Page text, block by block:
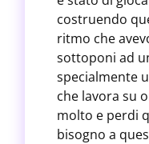
costruendo
ritmo che
sottoponi ad
specialmente
che lavora su
molto e perdi
bisogno a